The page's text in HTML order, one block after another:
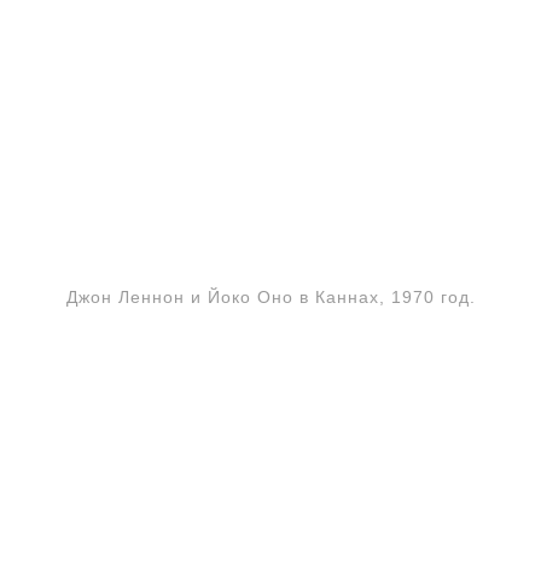
Джон Леннон и Йоко Оно в Каннах, 1970 год.